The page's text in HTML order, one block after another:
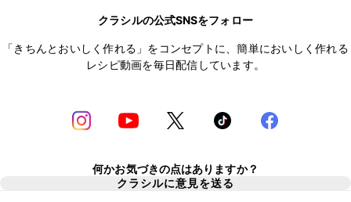
クラシルの公式SNSをフォロー
「きちんとおいしく作れる」をコンセプトに、簡単においしく作れる
レシピ動画を毎日配信しています。
何かお気づきの点はありますか？
クラシルに意見を送る